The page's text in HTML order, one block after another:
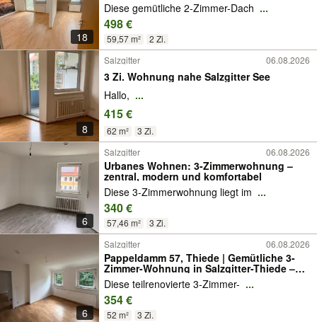
18
Diese gemütliche 2-Zimmer-Dach ...
498 €
59,57 m² 2 Zi.
8
Salzgitter 06.08.2026
3 Zi. Wohnung nahe Salzgitter See
Hallo, ...
415 €
62 m² 3 Zi.
6
Salzgitter 06.08.2026
Urbanes Wohnen: 3-Zimmerwohnung –
zentral, modern und komfortabel
Diese 3-Zimmerwohnung liegt im ...
340 €
57,46 m² 3 Zi.
6
Salzgitter 06.08.2026
Pappeldamm 57, Thiede | Gemütliche 3-
Zimmer-Wohnung in Salzgitter-Thiede –
teilrenoviert und gut gelegen
Diese teilrenovierte 3-Zimmer- ...
354 €
52 m² 3 Zi.